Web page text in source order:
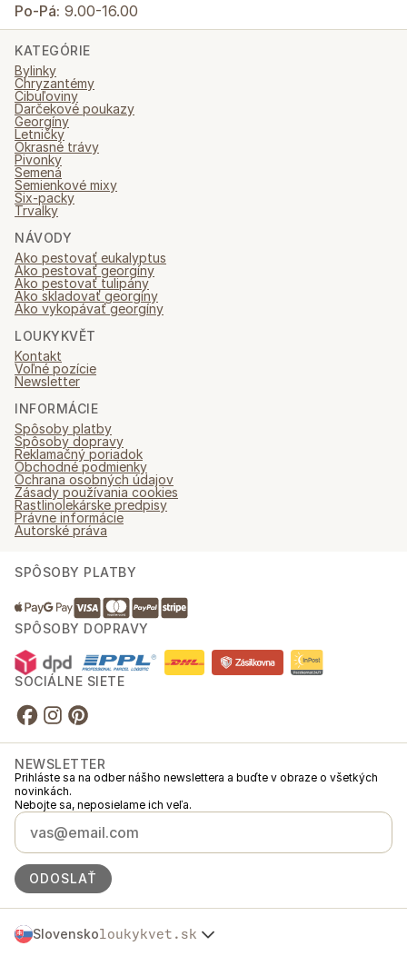
Po-Pá: 9.00-16.00
KATEGÓRIE
Bylinky
Chryzantémy
Cibuľoviny
Darčekové poukazy
Georgíny
Letničky
Okrasné trávy
Pivonky
Semená
Semienkové mixy
Six-packy
Trvalky
NÁVODY
Ako pestovať eukalyptus
Ako pestovať georgíny
Ako pestovať tulipány
Ako skladovať georgíny
Ako vykopávať georgíny
LOUKYKVĚT
Kontakt
Voľné pozície
Newsletter
INFORMÁCIE
Spôsoby platby
Spôsoby dopravy
Reklamačný poriadok
Obchodné podmienky
Ochrana osobných údajov
Zásady používania cookies
Rastlinolekárske predpisy
Právne informácie
Autorské práva
SPÔSOBY PLATBY
SPÔSOBY DOPRAVY
SOCIÁLNE SIETE
NEWSLETTER
Prihláste sa na odber nášho newslettera a buďte v obraze o všetkých
novinkách.
Nebojte sa, neposielame ich veľa.
ODOSLAŤ
Slovenskoloukykvet.sk